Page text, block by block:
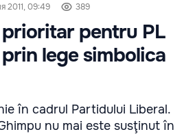
2011, 09:49 389
prioritar pentru PL
lege simbolica
în cadrul Partidului Liberal.
nu mai este susţinut în